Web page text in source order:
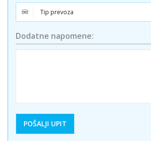
Dodatne napomene: